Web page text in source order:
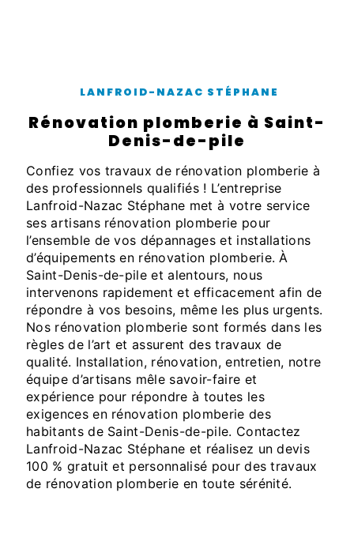
LANFROID-NAZAC STÉPHANE
rénovation plomberie à Saint-
Denis-de-pile
Confiez vos travaux de rénovation plomberie à
des professionnels qualifiés ! L’entreprise
Lanfroid-Nazac Stéphane met à votre service
ses artisans rénovation plomberie pour
l’ensemble de vos dépannages et installations
d’équipements en rénovation plomberie. À
Saint-Denis-de-pile et alentours, nous
intervenons rapidement et efficacement afin de
répondre à vos besoins, même les plus urgents.
Nos rénovation plomberie sont formés dans les
règles de l’art et assurent des travaux de
qualité. Installation, rénovation, entretien, notre
équipe d’artisans mêle savoir-faire et
expérience pour répondre à toutes les
exigences en rénovation plomberie des
habitants de Saint-Denis-de-pile. Contactez
Lanfroid-Nazac Stéphane et réalisez un devis
100 % gratuit et personnalisé pour des travaux
de rénovation plomberie en toute sérénité.